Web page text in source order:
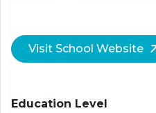
Visit School Website
Education Level